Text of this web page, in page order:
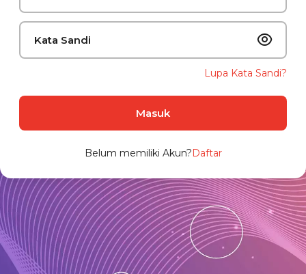
Lupa Kata Sandi?
Masuk
Belum memiliki Akun?Daftar